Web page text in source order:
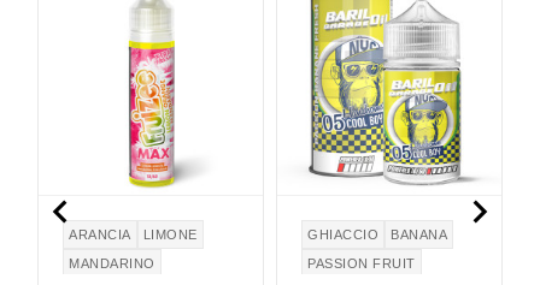
ARANCIA
LIMONE
MANDARINO
GHIACCIO
BANANA
PASSION FRUIT
 